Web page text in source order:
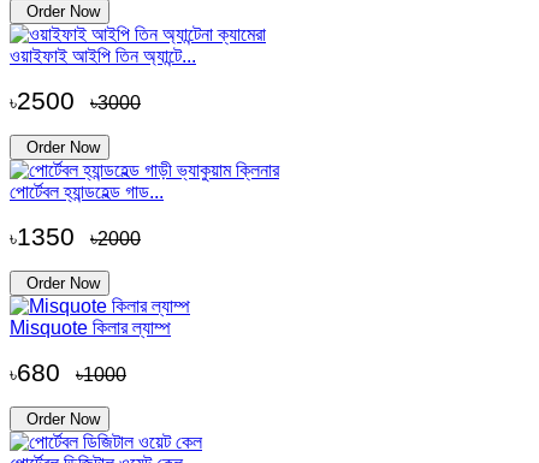
Order Now
ওয়াইফাই আইপি তিন অ্যান্টে...
৳2500 ৳3000
Order Now
পোর্টেবল হ্যান্ডহেল্ড গাড...
৳1350 ৳2000
Order Now
Misquote কিলার ল্যাম্প
৳680 ৳1000
Order Now